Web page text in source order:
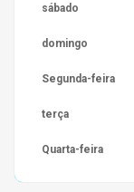
sábado
domingo
Segunda-feira
terça
Quarta-feira